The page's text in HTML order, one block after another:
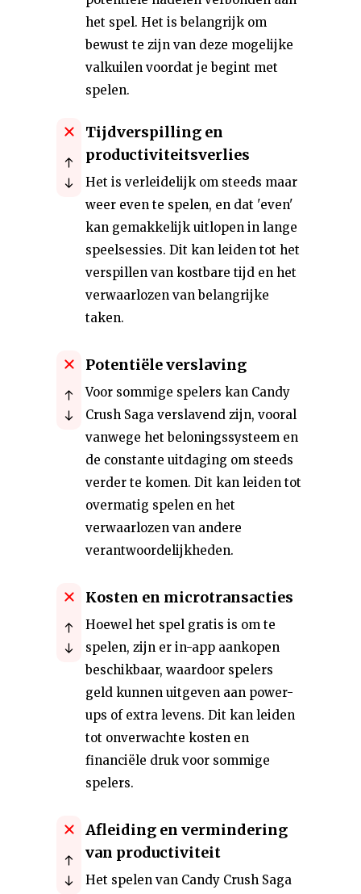
het spel. Het is belangrijk om
bewust te zijn van deze mogelijke
valkuilen voordat je begint met
spelen.
Tijdverspilling en
productiviteitsverlies
Het is verleidelijk om steeds maar
weer even te spelen, en dat 'even'
kan gemakkelijk uitlopen in lange
speelsessies. Dit kan leiden tot het
verspillen van kostbare tijd en het
verwaarlozen van belangrijke
taken.
Potentiële verslaving
Voor sommige spelers kan Candy
Crush Saga verslavend zijn, vooral
vanwege het beloningssysteem en
de constante uitdaging om steeds
verder te komen. Dit kan leiden tot
overmatig spelen en het
verwaarlozen van andere
verantwoordelijkheden.
Kosten en microtransacties
Hoewel het spel gratis is om te
spelen, zijn er in-app aankopen
beschikbaar, waardoor spelers
geld kunnen uitgeven aan power-
ups of extra levens. Dit kan leiden
tot onverwachte kosten en
financiële druk voor sommige
spelers.
Afleiding en vermindering
van productiviteit
Het spelen van Candy Crush Saga